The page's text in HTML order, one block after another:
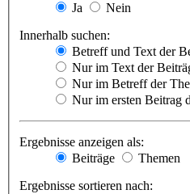
Ja
Nein
Innerhalb suchen:
Betreff und Text der
Nur im Text der
Nur im Betreff der
Nur im ersten Beitrag
Ergebnisse anzeigen als:
Beiträge
Themen
Ergebnisse sortieren nach: